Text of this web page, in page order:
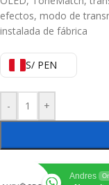
efectos, modo de
instalada de fábrica
S/ PEN
- +
Andres